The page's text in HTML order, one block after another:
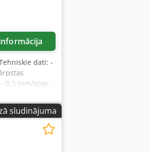
dati: -
0,3 mm/apgr. -
ar
aptuveni (P x A
sludinājuma